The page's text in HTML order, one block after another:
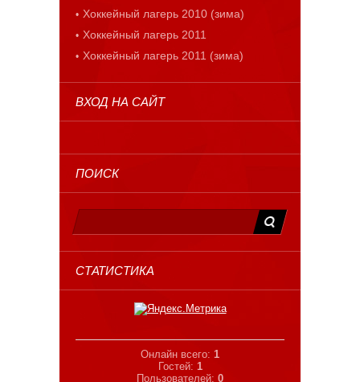
Хоккейный лагерь 2010 (зима)
Хоккейный лагерь 2011
Хоккейный лагерь 2011 (зима)
ВХОД НА САЙТ
ПОИСК
СТАТИСТИКА
Онлайн всего: 1
Гостей: 1
Пользователей: 0